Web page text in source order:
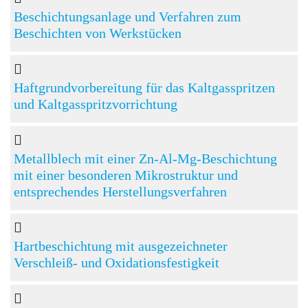
Beschichtungsanlage und Verfahren zum
Beschichten von Werkstücken
Haftgrundvorbereitung für das Kaltgasspritzen
und Kaltgasspritzvorrichtung
Metallblech mit einer Zn-Al-Mg-Beschichtung
mit einer besonderen Mikrostruktur und
entsprechendes Herstellungsverfahren
Hartbeschichtung mit ausgezeichneter
Verschleiß- und Oxidationsfestigkeit